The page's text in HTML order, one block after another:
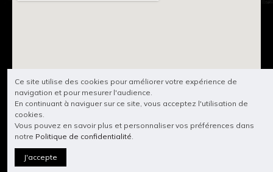
Ce site utilise des cookies pour améliorer votre expérience de
navigation et pour mesurer l'audience.
En continuant à naviguer sur ce site, vous acceptez l'utilisation de
cookies.
Vous pouvez en savoir plus et personnaliser vos préférences dans
notre Politique de confidentialité.
J'accepte